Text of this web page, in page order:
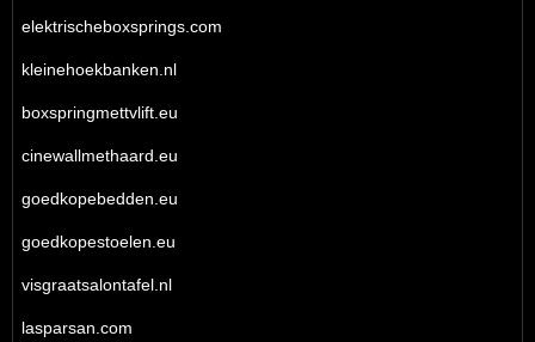
elektrischeboxsprings.com
kleinehoekbanken.nl
boxspringmettvlift.eu
cinewallmethaard.eu
goedkopebedden.eu
goedkopestoelen.eu
visgraatsalontafel.nl
lasparsan.com